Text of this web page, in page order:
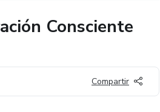
Consciente
Compartir